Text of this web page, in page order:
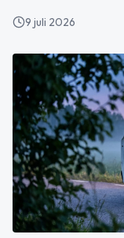
9 juli 2026